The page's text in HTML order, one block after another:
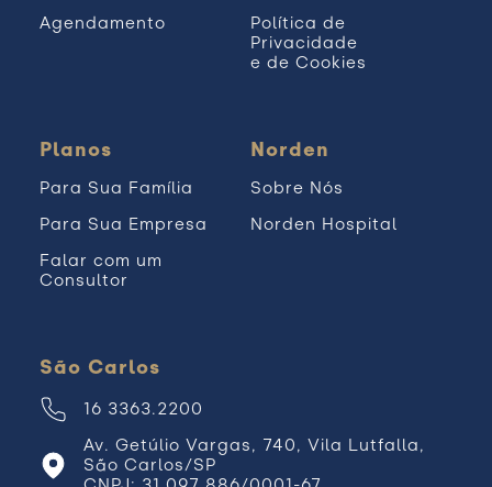
Agendamento
Política de
Privacidade
e de Cookies
Planos
Para Sua Família
Para Sua Empresa
Falar com um
Consultor
Norden
Sobre Nós
Norden Hospital
São Carlos
16 3363.2200
Av. Getúlio Vargas, 740, Vila Lutfalla,
São Carlos/SP